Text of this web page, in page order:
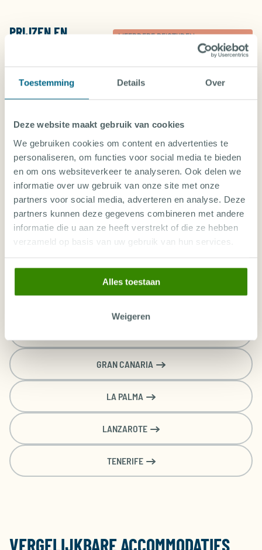
Toestemming Details Over
Deze website maakt gebruik van cookies
We gebruiken cookies om content en advertenties te
personaliseren, om functies voor social media te bieden
en om ons websiteverkeer te analyseren. Ook delen we
informatie over uw gebruik van onze site met onze
partners voor social media, adverteren en analyse. Deze
partners kunnen deze gegevens combineren met andere
informatie die u aan ze heeft verstrekt of die ze hebben
verzameld op basis van uw gebruik van hun services.
Alles toestaan
Weigeren
PRIJZEN EN
MEERDERE REISTIJDEN
contact met ons op!
SPANJE: ONTDEK ALLE DUIKVAKANTIES
COSTA BRAVA
EL HIERRO
GRAN CANARIA
LA PALMA
LANZAROTE
TENERIFE
VERGELIJKBARE ACCOMMODATIES